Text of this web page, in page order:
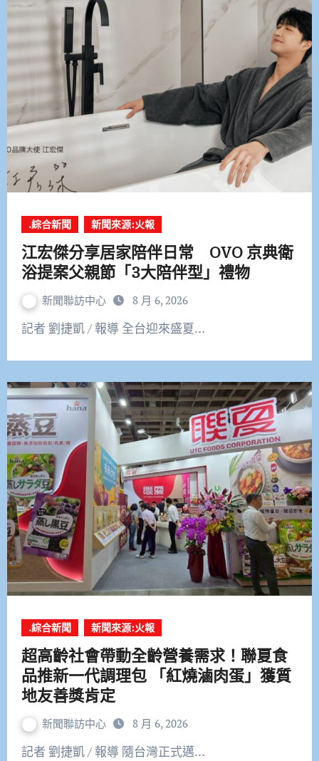
.綜合新聞 新聞來源:火報
江宏傑分享居家陪伴日常 OVO 京典衛
浴提案父親節「3大陪伴型」禮物
新聞聯訪中心 8 月 6, 2026
記者 劉捷凱 / 報導 全台迎來盛夏…
.綜合新聞 新聞來源:火報
超高齡社會帶動全齡營養需求！聯夏食
品推新一代調理包 「紅燒滷肉蛋」獲質
地友善獎肯定
新聞聯訪中心 8 月 6, 2026
記者 劉捷凱 / 報導 隨台灣正式邁…